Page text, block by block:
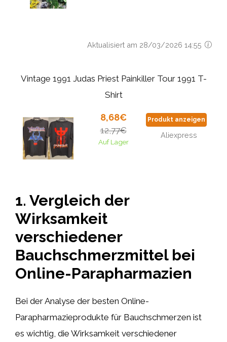
Aktualisiert am 28/03/2026 14:55
Vintage 1991 Judas Priest Painkiller Tour 1991 T-
Shirt
8,68€
12,77€
Auf Lager
Produkt anzeigen
Aliexpress
1. Vergleich der
Wirksamkeit
verschiedener
Bauchschmerzmittel bei
Online-Parapharmazien
Bei der Analyse der besten Online-
Parapharmazieprodukte für Bauchschmerzen ist
es wichtig, die Wirksamkeit verschiedener